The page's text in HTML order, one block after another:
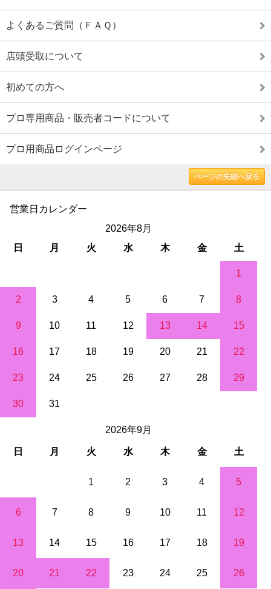
よくあるご質問（ＦＡＱ）
店頭受取について
初めての方へ
プロ専用商品・販売者コードについて
プロ用商品ログインページ
ページの先頭へ戻る
営業日カレンダー
2026年8月
日
月 火 水 木 金 土
1
2 3 4 5 6 7 8
9 10 11 12 13 14 15
16 17 18 19 20 21 22
23 24 25 26 27 28 29
30 31
2026年9月
日 月 火 水 木 金 土
1 2 3 4 5
6 7 8 9 10 11 12
13 14 15 16 17 18 19
20 21 22 23 24 25 26